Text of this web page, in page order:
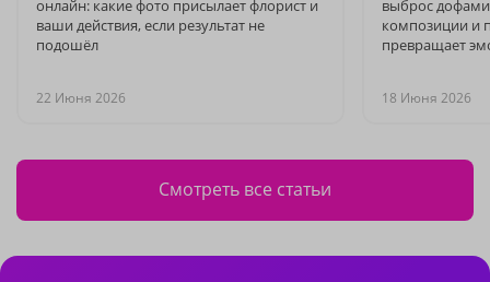
онлайн: какие фото присылает флорист и
ваши действия, если результат не
подошёл
22 Июня 2026
выброс
композиции и
превращает
18 Июня 2026
Смотреть все статьи